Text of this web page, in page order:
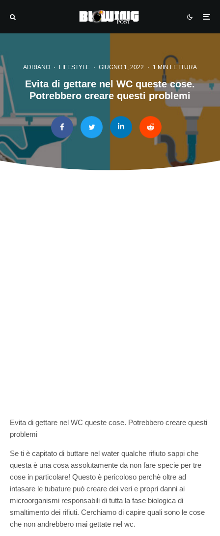
ADRIANO · LIFESTYLE · GIUGNO 1, 2022 · 1 MIN LETTURA
Evita di gettare nel WC queste cose.
Potrebbero creare questi problemi
Evita di gettare nel WC queste cose. Potrebbero creare questi
problemi
Se ti è capitato di buttare nel water qualche rifiuto sappi che
questa è una cosa assolutamente da non fare specie per tre
cose in particolare! Questo è pericoloso perchè oltre ad
intasare le tubature può creare dei veri e propri danni ai
microorganismi responsabili di tutta la fase biologica di
smaltimento dei rifiuti. Cerchiamo di capire quali sono le cose
che non andrebbero mai gettate nel wc.